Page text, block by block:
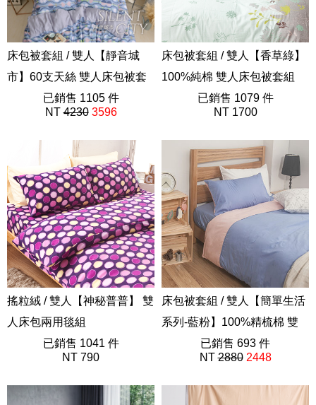
床包被套組 / 雙人【靜音城
市】60支天絲 雙人床包被套
組 獨家設計 FORME
202508新品
已銷售 1105 件
NT4230 3596
床包被套組 / 雙人【香草綠】
100%純棉 雙人床包被套組
AAC212已銷售 1079 件
NT 1700
搖粒絨 / 雙人【神秘普普】 雙
人床包兩用毯組
AAW215已銷售 1041 件
NT 790
床包被套組 / 雙人【簡單生活
系列-藍粉】100%精梳棉 雙
人床包被套組
40支精梳棉
已銷售 693 件
NT2880 2448